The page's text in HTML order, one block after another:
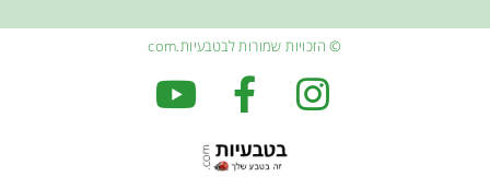
© הזכויות שמורות לבטבעיות.com